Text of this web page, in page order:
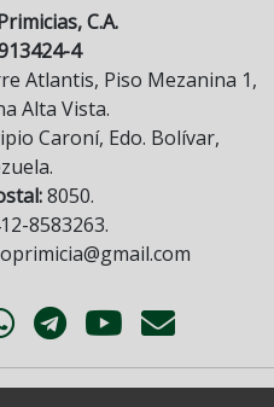
C.A.
4
Atlantis, Piso Mezanina 1,
Alta Vista.
Caroní, Edo. Bolívar,
8050.
8583263.